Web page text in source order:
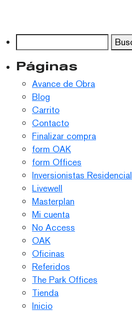
variantes.
Las
pueden
página
Páginas
Avance de Obra
Blog
Carrito
Contacto
Finalizar compra
form OAK
form Offices
Inversionistas Residencial
Livewell
Masterplan
Mi cuenta
No Access
OAK
Oficinas
Referidos
The Park Offices
Tienda
Inicio